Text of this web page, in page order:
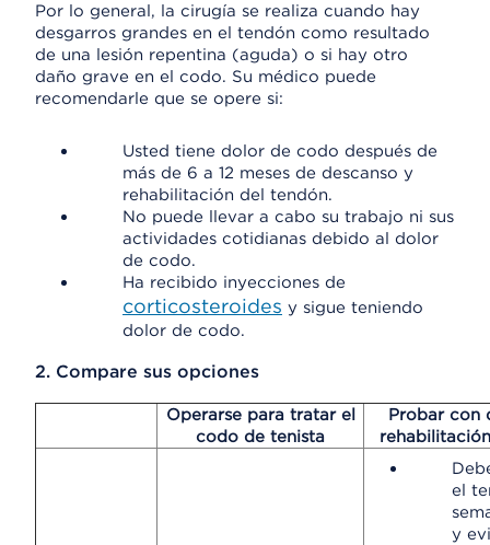
Por lo general, la cirugía se realiza cuando hay
desgarros grandes en el tendón como resultado
de una lesión repentina (aguda) o si hay otro
daño grave en el codo. Su médico puede
recomendarle que se opere si:
Usted tiene dolor de codo después de
más de 6 a 12 meses de descanso y
rehabilitación del tendón.
No puede llevar a cabo su trabajo ni sus
actividades cotidianas debido al dolor
de codo.
Ha recibido inyecciones de
corticosteroides y sigue teniendo
dolor de codo.
2. Compare sus opciones
Operarse para tratar el
codo de tenista
Probar con
el
y